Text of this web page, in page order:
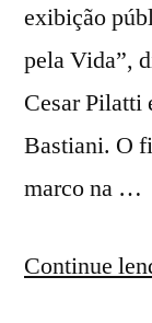
exibição
pela Vida”,
Cesar Pilatti
Bastiani. O
marco na …
Continue